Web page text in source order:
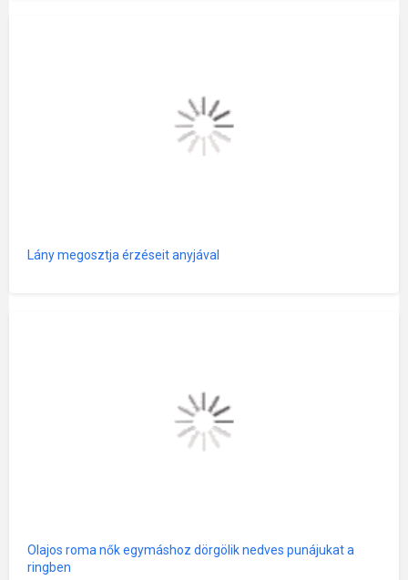
Lány megosztja érzéseit anyjával
Olajos roma nők egymáshoz dörgölik nedves punájukat a
ringben